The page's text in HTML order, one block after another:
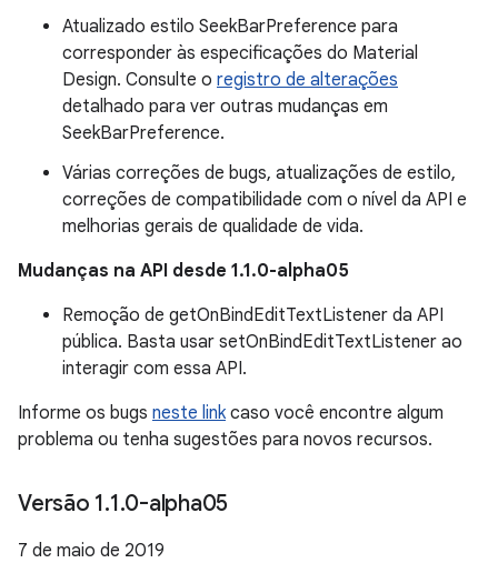
Atualizado estilo SeekBarPreference para
corresponder às especificações do Material
Design. Consulte o registro de alterações
detalhado para ver outras mudanças em
SeekBarPreference.
Várias correções de bugs, atualizações de estilo,
correções de compatibilidade com o nível da API e
melhorias gerais de qualidade de vida.
Mudanças na API desde 1.1.0-alpha05
Remoção de getOnBindEditTextListener da API
pública. Basta usar setOnBindEditTextListener ao
interagir com essa API.
Informe os bugs neste linkcaso você encontre algum
problema ou tenha sugestões para novos recursos.
Versão 1.1.0-alpha05
7 de maio de 2019